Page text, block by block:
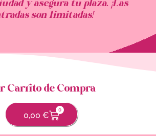
y asegura tu plaza. ¡Las
son limitadas!
Carrito de Compra
0,00 €
0